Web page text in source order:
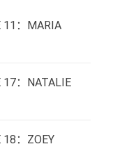
11：MARIA
17：NATALIE
：ZOEY